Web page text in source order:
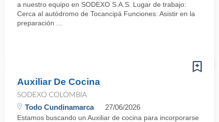
a nuestro equipo en SODEXO S.A.S. Lugar de trabajo:
Cerca al autódromo de Tocancipá Funciones: Asistir en la
preparación ...
Auxiliar De Cocina
SODEXO COLOMBIA
Todo Cundinamarca 27/06/2026
Estamos buscando un Auxiliar de cocina para incorporarse